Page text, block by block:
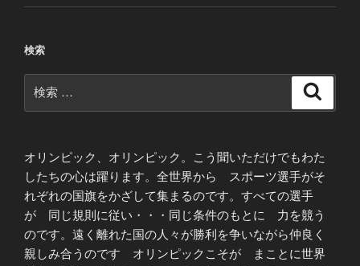
検索
索:
オリンピック、オリンピック。こう聞いただけでもわた
したちの心は躍ります。全世界から スポーツ選手がそ
れぞれの国旗をかざして集まるのです。すべての選手
が 同じ規則に従い・・・同じ条件のもとに 力を競う
のです。遠く離れた国の人々が勝利を争いながら仲良く
親しみ合うのです オリンピックこそが まことに世界